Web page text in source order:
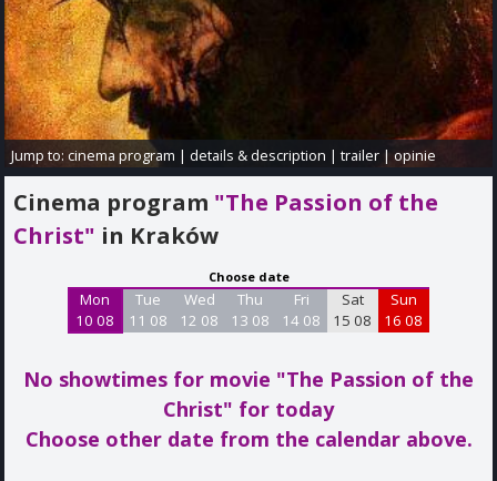
Jump to:cinema program |details & description |trailer |opinie
Cinema program "The Passion of the
Christ" in Kraków
Choose date
Mon
10 08
Tue
11 08
Wed
12 08
Thu
13 08
Fri
14 08
Sat
15 08
Sun
16 08
No showtimes for movie "The Passion of the
Christ" for today
Choose other date from the calendar above.